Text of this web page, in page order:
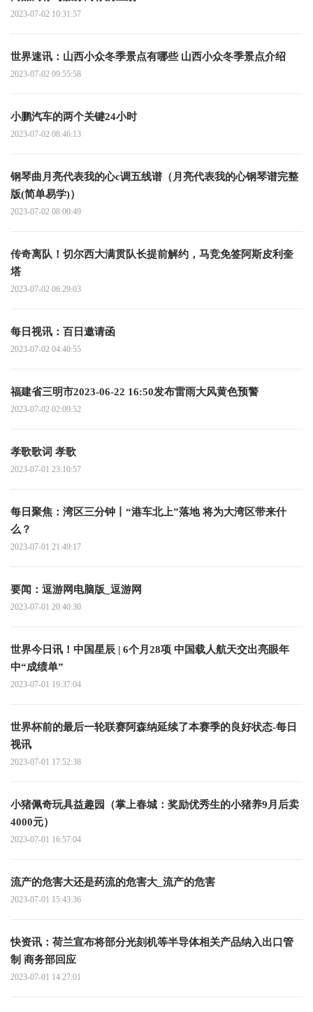
2023-07-02 10:31:57
世界速讯：山西小众冬季景点有哪些 山西小众冬季景点介绍
2023-07-02 09:55:58
小鹏汽车的两个关键24小时
2023-07-02 08:46:13
钢琴曲月亮代表我的心c调五线谱（月亮代表我的心钢琴谱完整
版(简单易学)）
2023-07-02 08:00:49
传奇离队！切尔西大满贯队长提前解约，马竞免签阿斯皮利奎
塔
2023-07-02 06:29:03
每日视讯：百日邀请函
2023-07-02 04:40:55
福建省三明市2023-06-22 16:50发布雷雨大风黄色预警
2023-07-02 02:09:52
孝歌歌词 孝歌
2023-07-01 23:10:57
每日聚焦：湾区三分钟丨“港车北上”落地 将为大湾区带来什
么？
2023-07-01 21:49:17
要闻：逗游网电脑版_逗游网
2023-07-01 20:40:30
世界今日讯！中国星辰 | 6个月28项 中国载人航天交出亮眼年
中“成绩单”
2023-07-01 19:37:04
世界杯前的最后一轮联赛阿森纳延续了本赛季的良好状态-每日
视讯
2023-07-01 17:52:38
小猪佩奇玩具益趣园（掌上春城：奖励优秀生的小猪养9月后卖
4000元）
2023-07-01 16:57:04
流产的危害大还是药流的危害大_流产的危害
2023-07-01 15:43:36
快资讯：荷兰宣布将部分光刻机等半导体相关产品纳入出口管
制 商务部回应
2023-07-01 14:27:01